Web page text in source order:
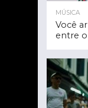
MÚSICA
Você
entre